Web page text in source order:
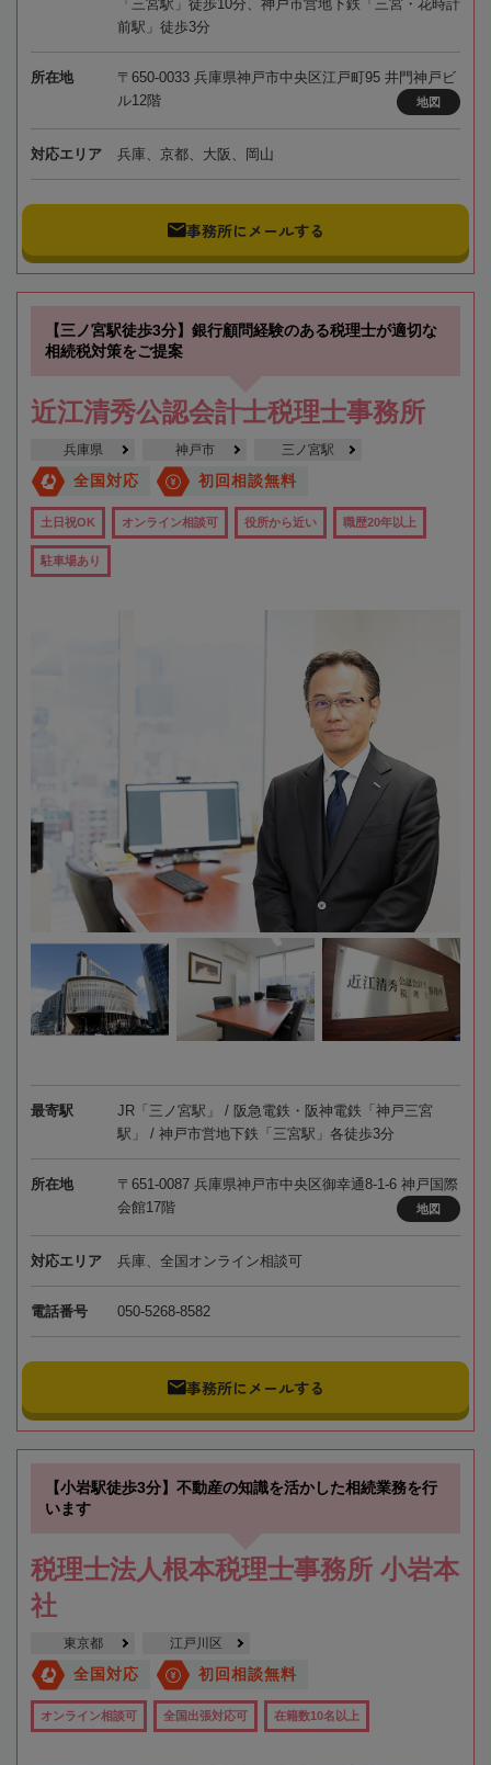
「三宮駅」徒歩10分、神戸市営地下鉄「三宮・花時計
前駅」徒歩3分
所在地
〒650-0033 兵庫県神戸市中央区江戸町95 井門神戸ビ
ル12階
地図
対応エリア 兵庫、京都、大阪、岡山
事務所にメールする
【三ノ宮駅徒歩3分】銀行顧問経験のある税理士が適切な
相続税対策をご提案
近江清秀公認会計士税理士事務所
兵庫県 神戸市 三ノ宮駅
全国対応 初回相談無料
土日祝OK オンライン相談可 役所から近い 職歴20年以上
駐車場あり
最寄駅
JR「三ノ宮駅」 / 阪急電鉄・阪神電鉄「神戸三宮
駅」 / 神戸市営地下鉄「三宮駅」各徒歩3分
所在地
〒651-0087 兵庫県神戸市中央区御幸通8-1-6 神戸国際
会館17階
地図
対応エリア 兵庫、全国オンライン相談可
電話番号 050-5268-8582
事務所にメールする
【小岩駅徒歩3分】不動産の知識を活かした相続業務を行
います
税理士法人根本税理士事務所 小岩本
社
東京都 江戸川区
全国対応 初回相談無料
オンライン相談可 全国出張対応可 在籍数10名以上